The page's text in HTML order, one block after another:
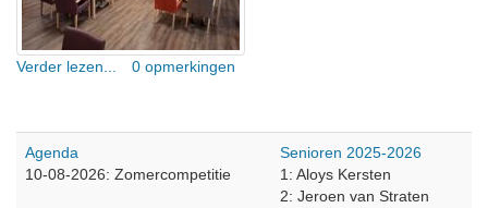
Verder lezen... 0 opmerkingen
Agenda
10-08-2026: Zomercompetitie
Senioren 2025-2026
1: Aloys Kersten
2: Jeroen van Straten